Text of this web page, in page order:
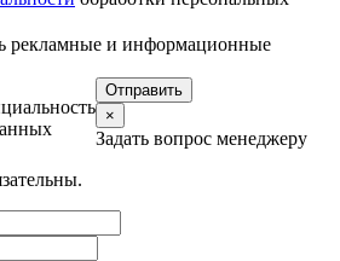
рекламные и информационные
×
Задать вопрос менеджеру